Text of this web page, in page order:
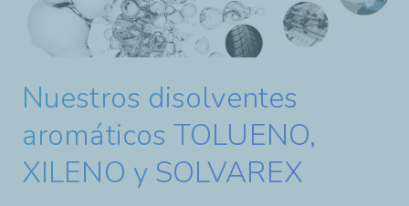
Nuestros disolventes
aromáticos TOLUENO,
XILENO y SOLVAREX